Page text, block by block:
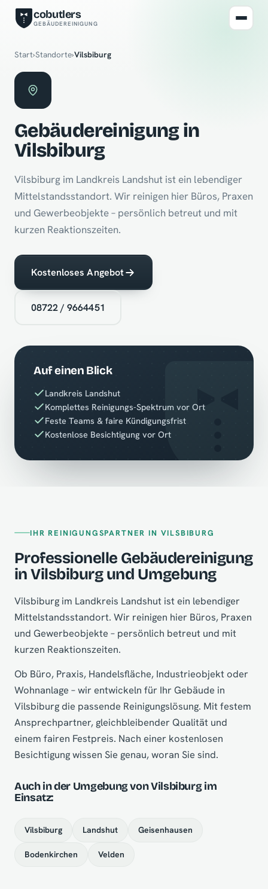
cobutlers
GEBÄUDEREINIGUNG
Start›Standorte›Vilsbiburg
Gebäudereinigung in
Vilsbiburg
Vilsbiburg im Landkreis Landshut ist ein lebendiger
Mittelstandsstandort. Wir reinigen hier Büros, Praxen
und Gewerbeobjekte – persönlich betreut und mit
kurzen Reaktionszeiten.
Kostenloses Angebot
08722 / 9664451
Auf einen Blick
Landkreis Landshut
Komplettes Reinigungs-Spektrum vor Ort
Feste Teams & faire Kündigungsfrist
Kostenlose Besichtigung vor Ort
IHR REINIGUNGSPARTNER IN VILSBIBURG
Professionelle Gebäudereinigung
in Vilsbiburg und Umgebung
Vilsbiburg im Landkreis Landshut ist ein lebendiger
Mittelstandsstandort. Wir reinigen hier Büros, Praxen
und Gewerbeobjekte – persönlich betreut und mit
kurzen Reaktionszeiten.
Ob Büro, Praxis, Handelsfläche, Industrieobjekt oder
Wohnanlage – wir entwickeln für Ihr Gebäude in
Vilsbiburg die passende Reinigungslösung. Mit festem
Ansprechpartner, gleichbleibender Qualität und
einem fairen Festpreis. Nach einer kostenlosen
Besichtigung wissen Sie genau, woran Sie sind.
Auch in der Umgebung von Vilsbiburg im
Einsatz:
Vilsbiburg Landshut Geisenhausen
Bodenkirchen Velden